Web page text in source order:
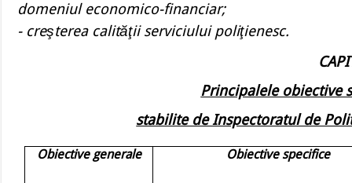
domeniul economico-financiar;
- creşterea calităţii serviciului poliţienesc.
Principalele obiective
stabilite de Inspectoratul de
Obiective generale Obiective specifice